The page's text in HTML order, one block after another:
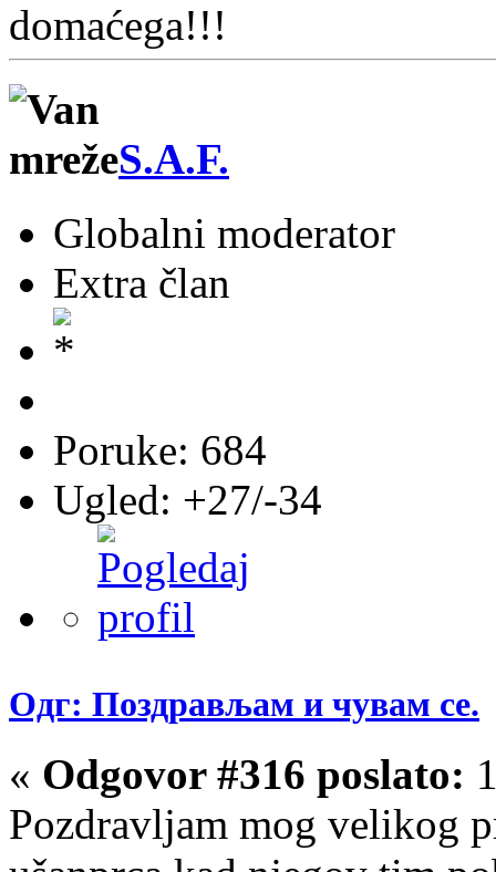
domaćega!!!
S.A.F.
Globalni moderator
Extra član
Poruke: 684
Ugled: +27/-34
Одг: Поздрављам и чувам се.
« Odgovor #316 poslato:
Pozdravljam mog velikog